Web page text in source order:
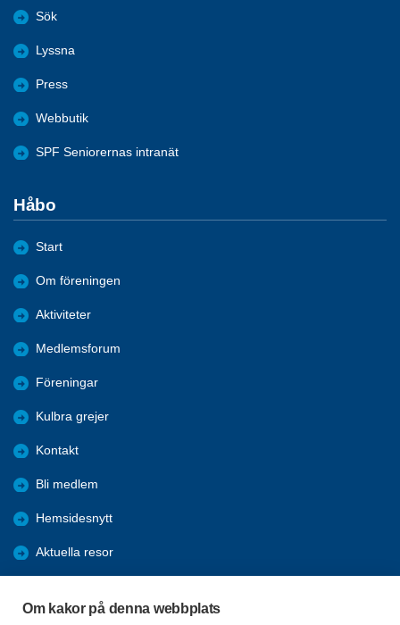
Om kakor på denna webbplats
Sök
Lyssna
Press
Webbutik
SPF Seniorernas intranät
Håbo
Start
Om föreningen
Aktiviteter
Medlemsforum
Föreningar
Kulbra grejer
Kontakt
Bli medlem
Hemsidesnytt
Aktuella resor
Trygghetsringning